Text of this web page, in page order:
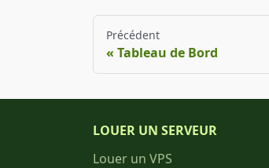
Précédent
Tableau de Bord
LOUER UN SERVEUR
Louer un VPS